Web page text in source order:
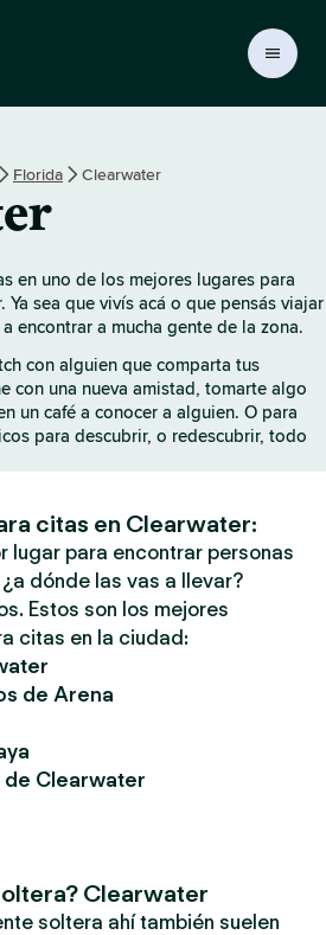
Florida Clearwater
en uno de los mejores lugares para
sea que vivís acá o que pensás viajar
encontrar a mucha gente de la zona.
con alguien que comparta tus
con una nueva amistad, tomarte algo
un café a conocer a alguien. O para
para descubrir, o redescubrir, todo
citas en Clearwater:
lugar para encontrar personas
dónde las vas a llevar?
Estos son los mejores
citas en la ciudad:
de Arena
Clearwater
Clearwater
soltera ahí también suelen